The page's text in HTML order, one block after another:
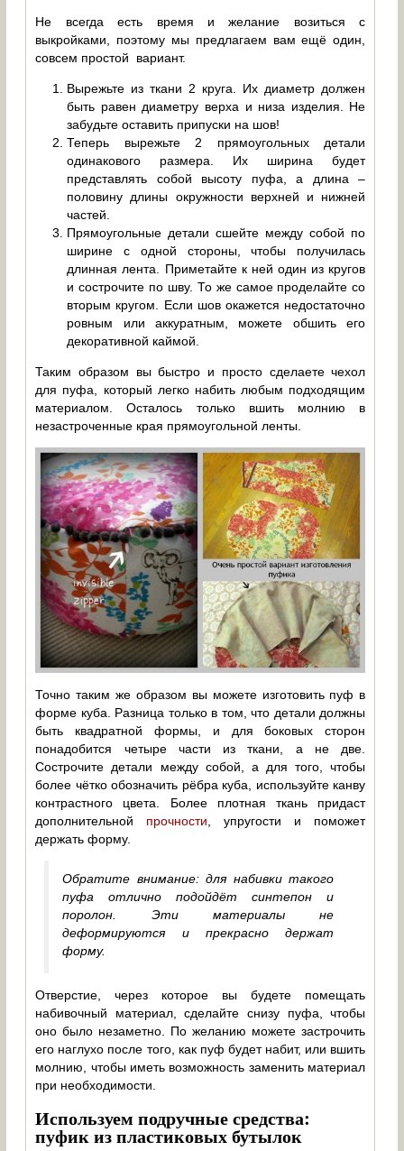
Не всегда есть время и желание возиться с
выкройками, поэтому мы предлагаем вам ещё один,
совсем простой вариант.
Вырежьте из ткани 2 круга. Их диаметр должен
быть равен диаметру верха и низа изделия. Не
забудьте оставить припуски на шов!
Теперь вырежьте 2 прямоугольных детали
одинакового размера. Их ширина будет
представлять собой высоту пуфа, а длина –
половину длины окружности верхней и нижней
частей.
Прямоугольные детали сшейте между собой по
ширине с одной стороны, чтобы получилась
длинная лента. Приметайте к ней один из кругов
и сострочите по шву. То же самое проделайте со
вторым кругом. Если шов окажется недостаточно
ровным или аккуратным, можете обшить его
декоративной каймой.
Таким образом вы быстро и просто сделаете чехол
для пуфа, который легко набить любым подходящим
материалом. Осталось только вшить молнию в
незастроченные края прямоугольной ленты.
Точно таким же образом вы можете изготовить пуф в
форме куба. Разница только в том, что детали должны
быть квадратной формы, и для боковых сторон
понадобится четыре части из ткани, а не две.
Сострочите детали между собой, а для того, чтобы
более чётко обозначить рёбра куба, используйте канву
контрастного цвета. Более плотная ткань придаст
дополнительной прочности, упругости и поможет
держать форму.
Обратите внимание: для набивки такого
пуфа отлично подойдёт синтепон и
поролон. Эти материалы не
деформируются и прекрасно держат
форму.
Отверстие, через которое вы будете помещать
набивочный материал, сделайте снизу пуфа, чтобы
оно было незаметно. По желанию можете застрочить
его наглухо после того, как пуф будет набит, или вшить
молнию, чтобы иметь возможность заменить материал
при необходимости.
Используем подручные средства:
пуфик из пластиковых бутылок